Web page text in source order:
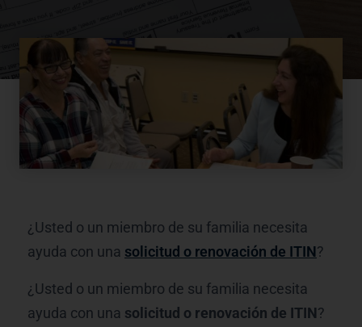
¿Usted o un miembro de su familia necesita
ayuda con una solicitud o renovación de ITIN?
¿Usted o un miembro de su familia necesita
ayuda con una solicitud o renovación de ITIN?